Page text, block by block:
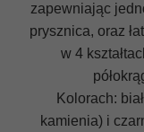
zapewniając
prysznica, oraz
w 4
Kolorach:
kamienia) i